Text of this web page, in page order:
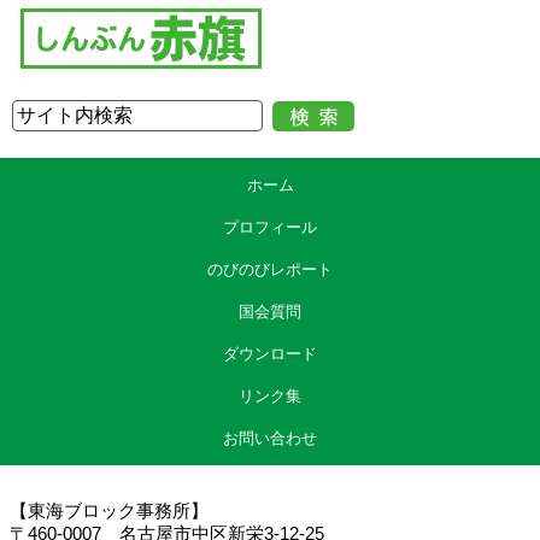
ホーム
プロフィール
のびのびレポート
国会質問
ダウンロード
リンク集
お問い合わせ
【東海ブロック事務所】
〒460-0007 名古屋市中区新栄3-12-25